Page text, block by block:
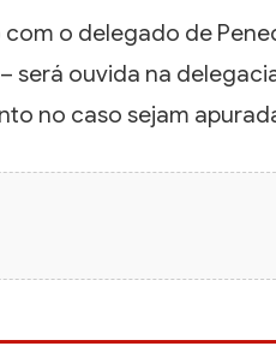
o delegado de
será ouvida na
no caso sejam